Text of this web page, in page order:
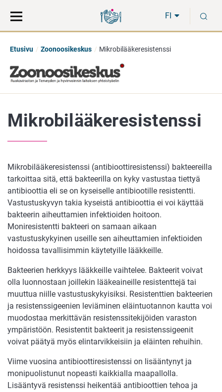
suoraan
sisältöön
koko
sivuston
FI
Etusivu Zoonoosikeskus Mikrobilääkeresistenssi
Mikrobilääkeresistenssi
Mikrobilääkeresistenssi (antibioottiresistenssi) bakteereilla
tarkoittaa sitä, että bakteerilla on kyky vastustaa tiettyä
antibioottia eli se on kyseiselle antibiootille resistentti.
Vastustuskyvyn takia kyseistä antibioottia ei voi käyttää
bakteerin aiheuttamien infektioiden hoitoon.
Moniresistentti bakteeri on samaan aikaan
vastustuskykyinen useille sen aiheuttamien infektioiden
hoidossa tavallisimmin käytetyille lääkkeille.
Bakteerien herkkyys lääkkeille vaihtelee. Bakteerit voivat
olla luonnostaan joillekin lääkeaineille resistenttejä tai
muuttua niille vastustuskykyisiksi. Resistenttien bakteerien
ja resistenssigeenien leviäminen eläintuotannon kautta voi
muodostaa merkittävän resistenssitekijöiden varaston
ympäristöön. Resistentit bakteerit ja resistenssigeenit
voivat päätyä myös elintarvikkeisiin ja eläinten rehuihin.
Viime vuosina antibioottiresistenssi on lisääntynyt ja
monipuolistunut nopeasti kaikkialla maapallolla.
Lisääntyvä resistenssi heikentää antibioottien tehoa ja